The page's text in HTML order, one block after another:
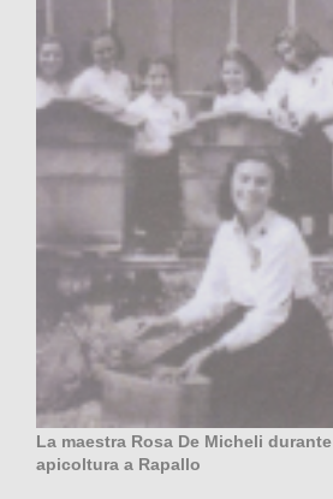
La maestra Rosa De Micheli
apicoltura a Rapallo